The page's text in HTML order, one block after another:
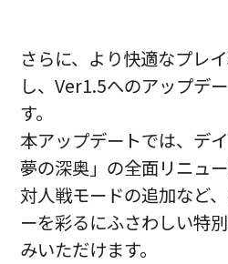
さらに、より快適なプレ
し、Ver1.5へのアップデ
す。
本アップデートでは、デ
夢の深奥」の全面リニュ
対人戦モードの追加など
ーを彩るにふさわしい特
みいただけます。